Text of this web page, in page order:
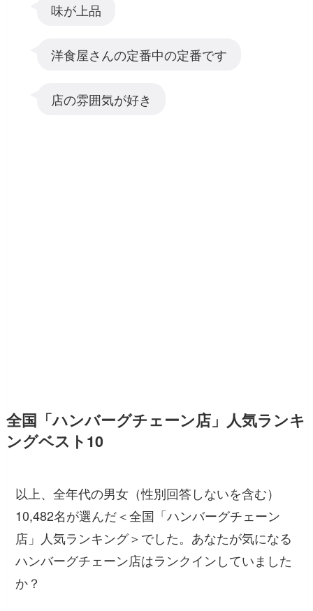
味が上品
洋食屋さんの定番中の定番です
店の雰囲気が好き
全国「ハンバーグチェーン店」人気ランキ
ングベスト10
以上、全年代の男女（性別回答しないを含む）
10,482名が選んだ＜全国「ハンバーグチェーン
店」人気ランキング＞でした。あなたが気になる
ハンバーグチェーン店はランクインしていました
か？